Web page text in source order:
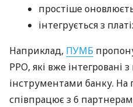
простіше
інтегрується з
Наприклад, ПУМБ
РРО, які вже інтегровані
інструментами банку.
співпрацює з 6